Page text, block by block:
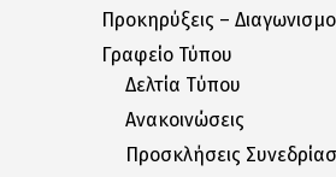
Προκηρύξεις –
Γραφείο Τύπου
Δελτία Tύπου
Ανακοινώσεις
Προσκλήσεις